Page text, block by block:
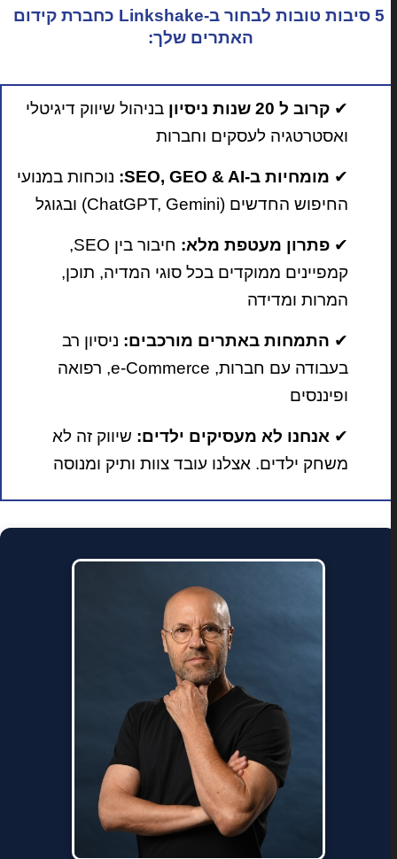
5 סיבות טובות לבחור ב-Linkshake כחברת קידום
האתרים שלך:
✔ קרוב ל 20 שנות ניסיון
בניהול שיווק דיגיטלי
ואסטרטגיה לעסקים וחברות
✔ מומחיות ב-SEO, GEO & AI:
נוכחות במנועי
החיפוש החדשים (ChatGPT, Gemini) ובגוגל
✔ פתרון מעטפת מלא:
חיבור בין SEO,
קמפיינים ממוקדים בכל סוגי המדיה, תוכן,
המרות ומדידה
✔ התמחות באתרים מורכבים:ניסיון רב
בעבודה עם חברות, e-Commerce, רפואה
ופיננסים
✔ אנחנו לא מעסיקים ילדים:שיווק זה לא
משחק ילדים. אצלנו עובד צוות ותיק ומנוסה